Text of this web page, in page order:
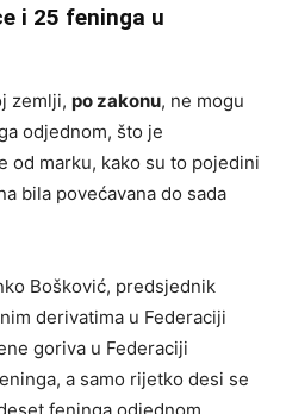
i 25 feninga u
zemlji, po zakonu, ne mogu
odjednom, što je
od marku, kako su to pojedini
bila povećavana do sada
Bošković, predsjednik
derivatima u Federaciji
goriva u Federaciji
a samo rijetko desi se